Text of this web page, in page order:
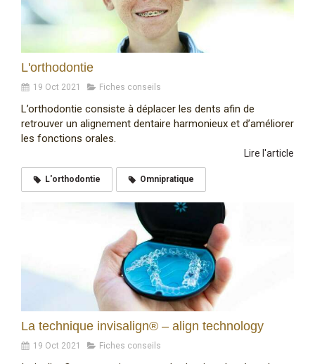
L'orthodontie
19 Oct 2021 Fiches conseils
L’orthodontie consiste à déplacer les dents afin de
retrouver un alignement dentaire harmonieux et d’améliorer
les fonctions orales.
Lire l'article
L'orthodontie Omnipratique
La technique invisalign® – align technology
19 Oct 2021 Fiches conseils